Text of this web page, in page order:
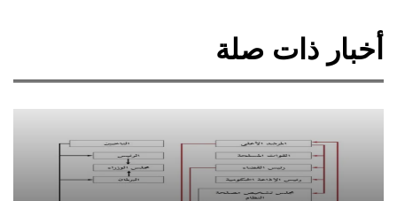
أخبار ذات صلة